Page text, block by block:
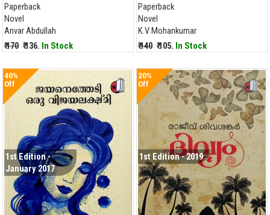
Paperback
Novel
Anvar Abdullah
₹ 170 ₹ 136. In Stock
Paperback
Novel
K.V Mohankumar
₹ 140 ₹ 105. In Stock
40%
Off
1st Edition -
January 2017
20%
Off
1st Edition - 2019